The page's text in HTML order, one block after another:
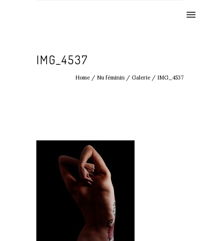
IMG_4537
Home / Nu féminin / Galerie / IMG_4537